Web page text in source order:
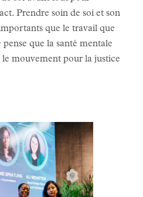
Prendre soin de soi et son
que le travail que
que la santé mentale
mouvement pour la justice